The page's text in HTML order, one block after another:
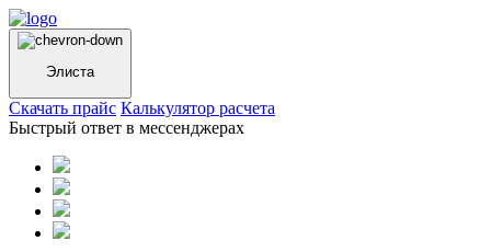
Элиста
Cкачать прайс Калькулятор расчета
Быстрый ответ в мессенджерах